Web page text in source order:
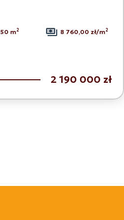
m2 8 760,00 zł/m2
2 190 000 zł